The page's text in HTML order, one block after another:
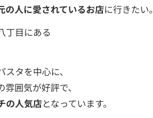
の人に愛されているお店に行きたい。
丁目にある
タを中心に、
囲気が好評で、
の人気店となっています。